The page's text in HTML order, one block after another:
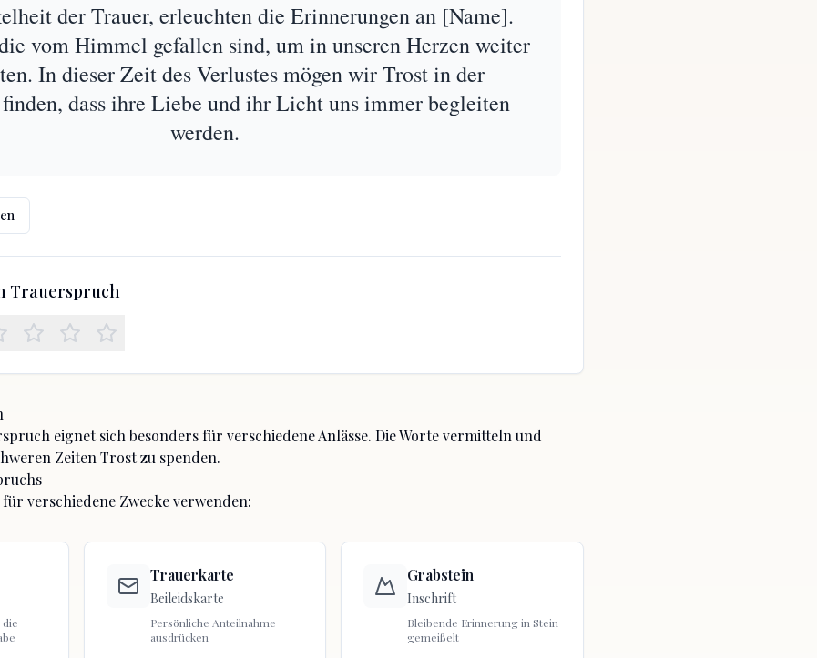
der Trauer, erleuchten die Erinnerungen an [Name].
vom Himmel gefallen sind, um in unseren Herzen weiter
In dieser Zeit des Verlustes mögen wir Trost in der
dass ihre Liebe und ihr Licht uns immer begleiten
werden.
Trauerspruch
eignet sich besonders für verschiedene Anlässe. Die Worte vermitteln und
Zeiten Trost zu spenden.
verschiedene Zwecke verwenden:
Trauerkarte
Beileidskarte
Persönliche Anteilnahme
ausdrücken
Grabstein
Inschrift
Bleibende Erinnerung in Stein
gemeißelt